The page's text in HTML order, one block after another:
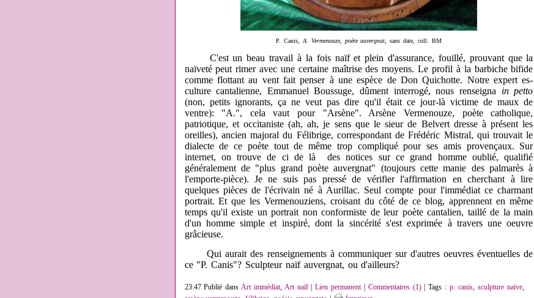
P. Canis,A. Vermenouze, poète auvergnat, sans date, coll. BM
C'est un beau travail à la fois naïf et plein d'assurance, fouillé, prouvant que la
naïveté peut rimer avec une certaine maîtrise des moyens. Le profil à la barbiche bifide
comme flottant au vent fait penser à une espèce de Don Quichotte. Notre expert es-
culture cantalienne, Emmanuel Boussuge, dûment interrogé, nous renseigna in petto
(non, petits ignorants, ça ne veut pas dire qu'il était ce jour-là victime de maux de
ventre): "A.", cela vaut pour "Arsène". Arsène Vermenouze, poète catholique,
patriotique, et occitaniste (ah, ah, je sens que le sieur de Belvert dresse à présent les
oreilles), ancien majoral du Félibrige, correspondant de Frédéric Mistral, qui trouvait le
dialecte de ce poète tout de même trop compliqué pour ses amis provençaux. Sur
internet, on trouve de ci de là des notices sur ce grand homme oublié, qualifié
généralement de "plus grand poète auvergnat" (toujours cette manie des palmarès à
l'emporte-pièce). Je ne suis pas pressé de vérifier l'affirmation en cherchant à lire
quelques pièces de l'écrivain né à Aurillac. Seul compte pour l'immédiat ce charmant
portrait. Et que les Vermenouziens, croisant du côté de ce blog, apprennent en même
temps qu'il existe un portrait non conformiste de leur poète cantalien, taillé de la main
d'un homme simple et inspiré, dont la sincérité s'est exprimée à travers une oeuvre
grâcieuse.
Qui aurait des renseignements à communiquer sur d'autres oeuvres éventuelles de
ce "P. Canis"? Sculpteur naïf auvergnat, ou d'ailleurs?
23:47 Publié dansArt immédiat, Art naïf|Lien permanent| Commentaires (1)| Tags : p. canis, sculpture naïve,